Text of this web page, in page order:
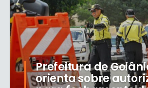
Prefeitura de
orienta sobre